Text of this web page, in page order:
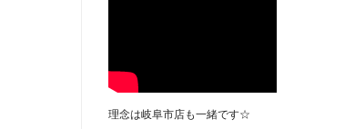
理念は岐阜市店も一緒です☆